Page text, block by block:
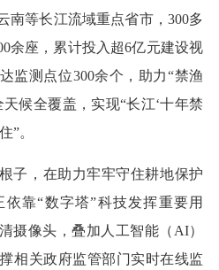
南等长江流域重点省市，300多
余座，累计投入超6亿元建设视
监测点位300余个，助力“禁渔
候全覆盖，实现“长江‘十年禁
”。
子，在助力牢牢守住耕地保护
靠“数字塔”科技发挥重要用
摄像头，叠加人工智能（AI）
相关政府监管部门实时在线监